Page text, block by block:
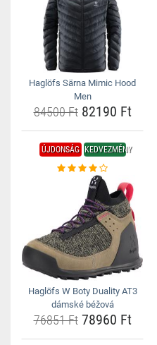
Haglöfs Särna Mimic Hood
Men
84500 Ft82190 Ft
ÚJDONSÁG KEDVEZMÉNY
Haglöfs W Boty Duality AT3
dámské béžová
76851 Ft78960 Ft